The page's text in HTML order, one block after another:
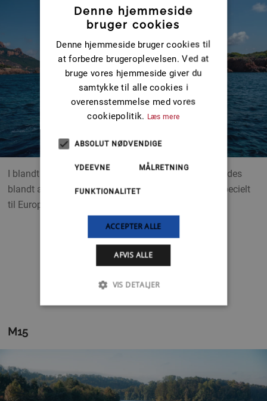
I blandt modellerne i Bayliner-serien, Overnighters findes
blandt andet denne båd, CIERA 8, som er designet specielt
til Europa.
Se hele Overnighter serien
M15
Denne hjemmeside
bruger cookies
Denne hjemmeside bruger cookies til
at forbedre brugeroplevelsen. Ved at
bruge vores hjemmeside giver du
samtykke til alle cookies i
overensstemmelse med vores
cookiepolitik. Læs mere
ABSOLUT NØDVENDIGE
YDEEVNE MÅLRETNING
FUNKTIONALITET
ACCEPTER ALLE
AFVIS ALLE
VIS DETALJER